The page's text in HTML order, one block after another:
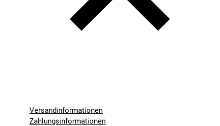
Versandinformationen
Zahlungsinformationen